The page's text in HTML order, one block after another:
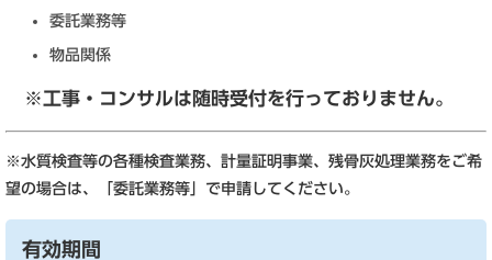
委託業務等
物品関係
※工事・コンサルは随時受付を行っておりません。
※水質検査等の各種検査業務、計量証明事業、残骨灰処理業務をご希
望の場合は、「委託業務等」で申請してください。
有効期間